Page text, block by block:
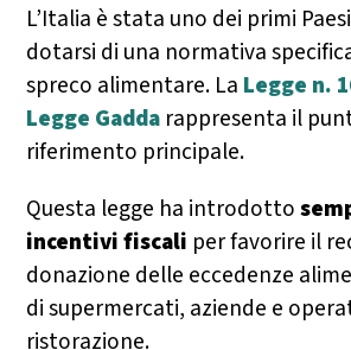
L’Italia è stata uno dei primi
dotarsi di una normativa
spreco alimentare. La Legge n.
Legge Gadda rappresenta il
riferimento principale.
Questa legge ha introdotto
incentivi fiscali per favorire il
donazione delle eccedenze
di supermercati, aziende e
ristorazione.